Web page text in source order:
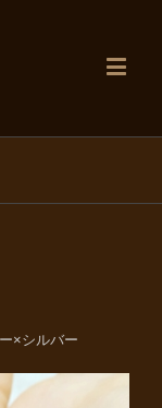
×シルバー